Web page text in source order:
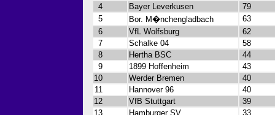
4
Bayer Leverkusen
79
5
Bor. M�nchengladbach
63
6
VfL Wolfsburg
62
7
Schalke 04
58
8
Hertha BSC
44
9
1899 Hoffenheim
43
10
Werder Bremen
40
11
Hannover 96
40
12
VfB Stuttgart
39
13
Hamburger SV
33